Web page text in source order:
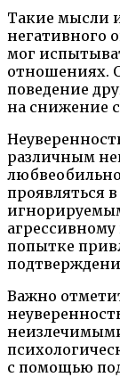
Такие мысли
негативного
мог
отношениях.
поведение
на снижение
различным
проявляться
попытке
Важно
с помощью